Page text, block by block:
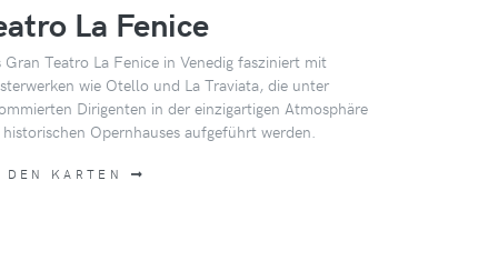
La Fenice
Gran Teatro La Fenice in Venedig fasziniert mit
wie Otello und La Traviata, die unter
Dirigenten in der einzigartigen Atmosphäre
historischen Opernhauses aufgeführt werden.
DEN KARTEN